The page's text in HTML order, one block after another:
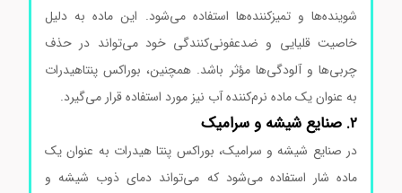
شوینده‌ها و تمیزکننده‌ها استفاده می‌شود. این ماده به دلیل
خاصیت قلیایی و ضدعفونی‌کنندگی خود می‌تواند در حذف
چربی‌ها و آلودگی‌ها مؤثر باشد. همچنین، بوراکس پنتاهیدرات
به عنوان یک ماده نرم‌کننده آب نیز مورد استفاده قرار می‌گیرد.
در صنایع شیشه و سرامیک، بوراکس پنتا هیدرات به عنوان یک
ماده شار استفاده می‌شود که می‌تواند دمای ذوب شیشه و